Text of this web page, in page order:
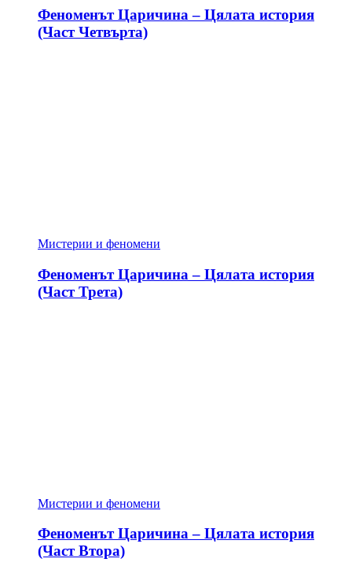
Феноменът Царичина – Цялата история
(Част Четвърта)
Мистерии и феномени
Феноменът Царичина – Цялата история
(Част Трета)
Мистерии и феномени
Феноменът Царичина – Цялата история
(Част Втора)